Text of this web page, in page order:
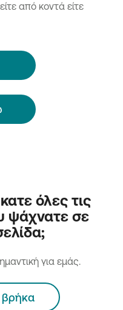
από κοντά είτε
όλες τις
ψάχνατε σε
για εμάς.
βρήκα